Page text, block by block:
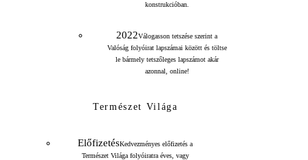
konstrukcióban.
2022Válogasson tetszése szerint a
Valóság folyóirat lapszámai között és töltse
le bármely tetszőleges lapszámot akár
azonnal, online!
Természet Világa
ElőfizetésKedvezményes előfizetés a
Természet Világa folyóiratra éves, vagy